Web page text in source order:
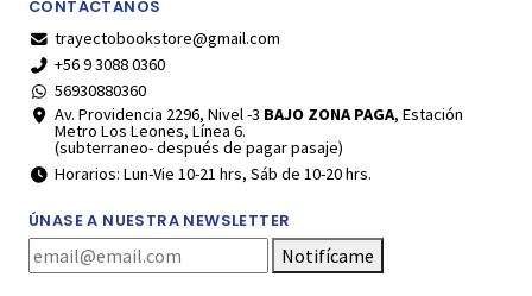
CONTÁCTANOS
trayectobookstore@gmail.com
+56 9 3088 0360
56930880360
Av. Providencia 2296, Nivel -3 BAJO ZONA PAGA, Estación
Metro Los Leones, Línea 6.
(subterraneo- después de pagar pasaje)
Horarios: Lun-Vie 10-21 hrs, Sáb de 10-20 hrs.
ÚNASE A NUESTRA NEWSLETTER
Notifícame